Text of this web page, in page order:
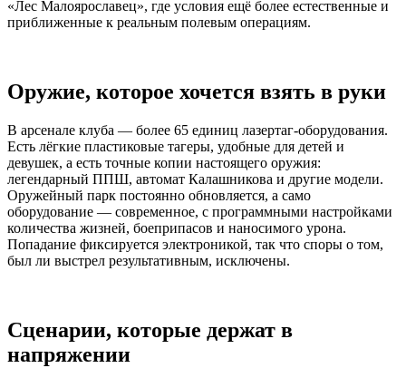
«Лес Малоярославец», где условия ещё более естественные и
приближенные к реальным полевым операциям.
Оружие, которое хочется взять в руки
В арсенале клуба — более 65 единиц лазертаг-оборудования.
Есть лёгкие пластиковые тагеры, удобные для детей и
девушек, а есть точные копии настоящего оружия:
легендарный ППШ, автомат Калашникова и другие модели.
Оружейный парк постоянно обновляется, а само
оборудование — современное, с программными настройками
количества жизней, боеприпасов и наносимого урона.
Попадание фиксируется электроникой, так что споры о том,
был ли выстрел результативным, исключены.
Сценарии, которые держат в
напряжении